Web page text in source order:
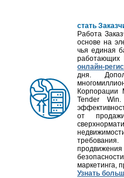
стать
Работа
основе на
чья единая
работающих
онлайн-
дня.
Корпорации
Tender
от
маркетинга,
Узнать